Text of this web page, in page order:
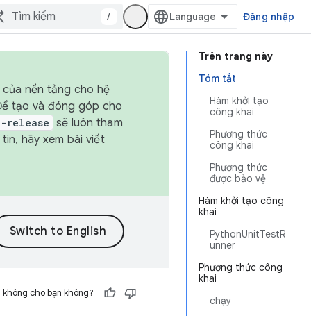
/ Đăng nhập
Trên trang này
Tóm tắt
Hàm khởi tạo
công khai
Phương thức
công khai
Phương thức
được bảo vệ
Hàm khởi tạo công
khai
PythonUnitTestR
unner
Phương thức công
khai
chạy
nền tảng cho hệ
tạo và đóng góp cho
release sẽ luôn tham
hãy xem bài viết
cho bạn không?